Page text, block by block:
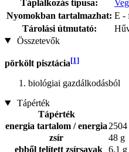
Táplálkozás típusa:
Nyomokban tartalmazhat: E -
Tárolási útmutató:
Összetevők
pörkölt pisztácia[1]
biológiai gazdálkodásból
Tápérték
Tápérték
energia tartalom / energia
zsír
48 g
ebből telített zsírsavak 6,1 g